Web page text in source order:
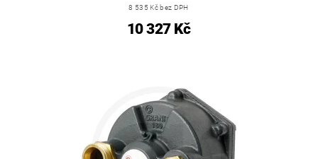
8 535 Kč bez DPH
10 327 Kč